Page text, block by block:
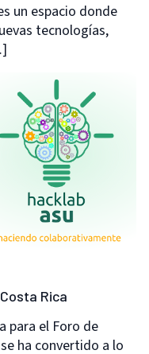
un espacio donde
tecnologías,
Rica
para el Foro de
ha convertido a lo